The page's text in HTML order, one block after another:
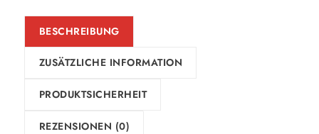
BESCHREIBUNG
ZUSÄTZLICHE INFORMATION
PRODUKTSICHERHEIT
REZENSIONEN (0)